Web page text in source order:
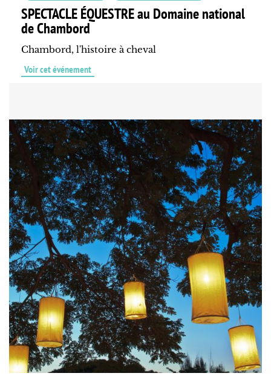
SPECTACLE ÉQUESTRE au Domaine national
de Chambord
Chambord, l'histoire à cheval
Voir cet événement